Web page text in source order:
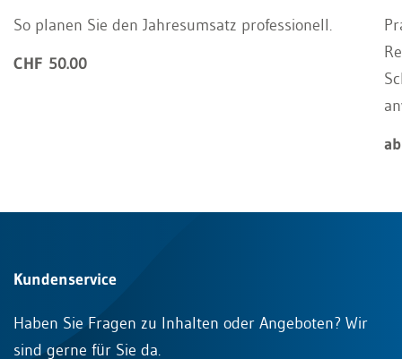
So planen Sie den Jahresumsatz professionell.
CHF 50.00
Kundenservice
Haben Sie Fragen zu Inhalten oder Angeboten? Wir
sind gerne für Sie da.